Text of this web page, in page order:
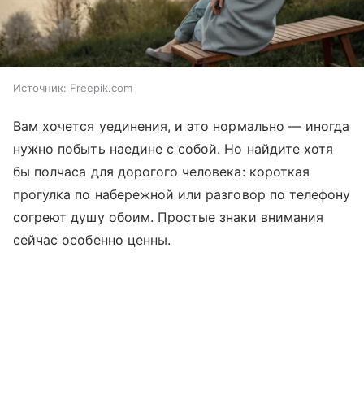
Источник: Freepik.com
Вам хочется уединения, и это нормально — иногда
нужно побыть наедине с собой. Но найдите хотя
бы полчаса для дорогого человека: короткая
прогулка по набережной или разговор по телефону
согреют душу обоим. Простые знаки внимания
сейчас особенно ценны.